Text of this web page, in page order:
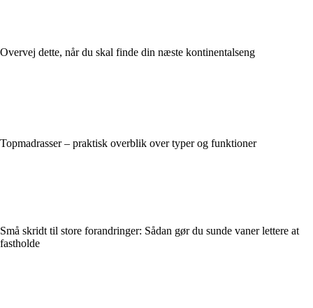
Overvej dette, når du skal finde din næste kontinentalseng
Topmadrasser – praktisk overblik over typer og funktioner
Små skridt til store forandringer: Sådan gør du sunde vaner lettere at
fastholde